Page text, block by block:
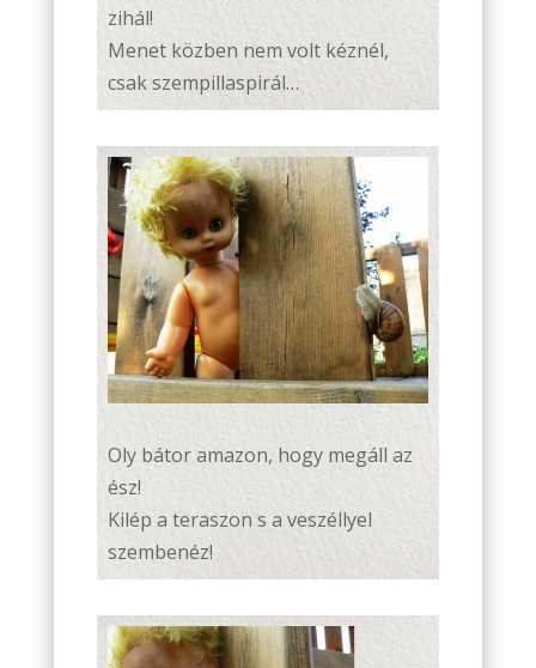
zihál!
Menet közben nem volt kéznél,
csak szempillaspirál…
Oly bátor amazon, hogy megáll az
ész!
Kilép a teraszon s a veszéllyel
szembenéz!